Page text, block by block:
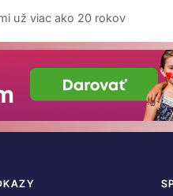
už viac ako 20 rokov